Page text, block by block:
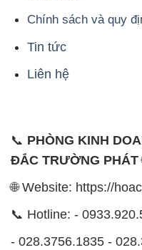
Chính sách và quy
Tin tức
Liên hệ
📞 PHÒNG KINH
ĐẮC TRƯỜNG PHÁT
🌐 Website: https://
📞 Hotline: -
- 028.3756.1835 -